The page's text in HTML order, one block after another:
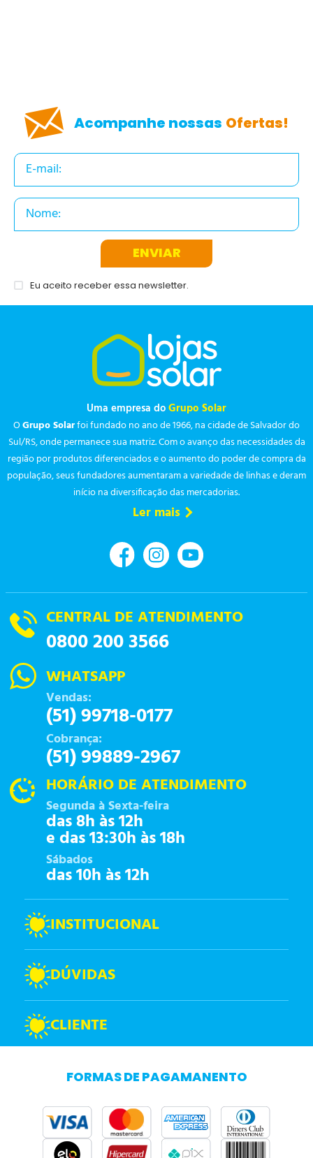
Acompanhe nossas Ofertas!
ENVIAR
Eu aceito receber essa newsletter.
Uma empresa doGrupo Solar
OGrupo Solarfoi fundado no ano de 1966, na cidade de Salvador do
Sul/RS, onde permanece sua matriz. Com o avanço das necessidades da
região por produtos diferenciados e o aumento do poder de compra da
população, seus fundadores aumentaram a variedade de linhas e deram
início na diversificação das mercadorias.
Ler mais
CENTRAL DE ATENDIMENTO
0800 200 3566
WHATSAPP
Vendas:
(51) 99718-0177
Cobrança:
(51) 99889-2967
HORÁRIO DE ATENDIMENTO
Segunda à Sexta-feira
das 8h às 12h
e das 13:30h às 18h
Sábados
das 10h às 12h
INSTITUCIONAL
DÚVIDAS
CLIENTE
FORMAS DE PAGAMANENTO